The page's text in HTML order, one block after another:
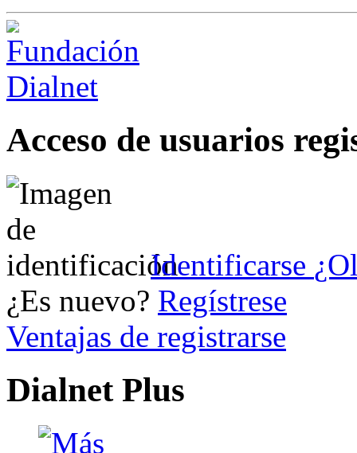
Acceso de usuarios
Identificarse
¿Es nuevo? Regístrese
Ventajas de registrarse
Dialnet Plus